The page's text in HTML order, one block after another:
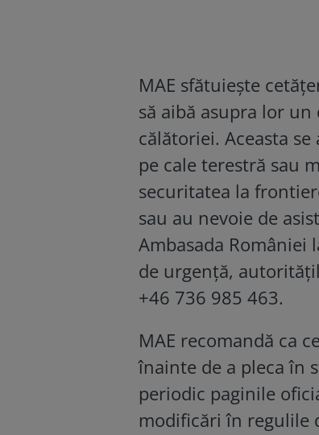
MAE sfătuiește
să aibă asupra lor
călătoriei. Aceasta
pe cale terestră sau
securitatea la
sau au nevoie de
Ambasada României
de urgență,
+46 736 985 463.
MAE recomandă ca
înainte de a pleca în
periodic paginile
modificări în regulile